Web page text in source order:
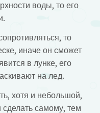
воды, то его
то
иначе он сможет
в лунке, его
на лед.
хотя и небольшой,
сделать самому, тем